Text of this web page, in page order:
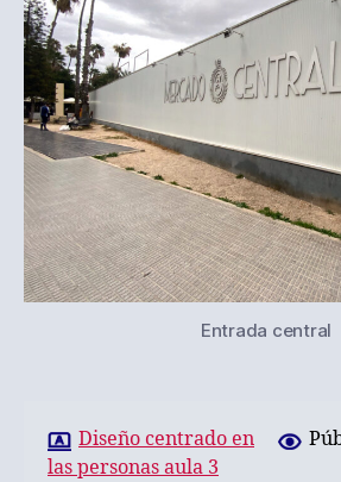
Entrada central
Diseño centrado en
las personas aula 3